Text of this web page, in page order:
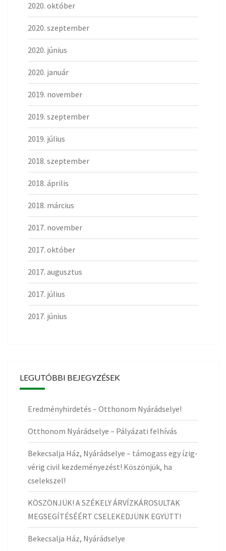
2020. október
2020. szeptember
2020. június
2020. január
2019. november
2019. szeptember
2019. július
2018. szeptember
2018. április
2018. március
2017. november
2017. október
2017. augusztus
2017. július
2017. június
LEGUTÓBBI BEJEGYZÉSEK
Eredményhirdetés – Otthonom Nyárádselye!
Otthonom Nyárádselye – Pályázati felhívás
Bekecsalja Ház, Nyárádselye – támogass egy ízig-
vérig civil kezdeményezést! Köszönjük, ha
cselekszel!
KÖSZÖNJÜK! A SZÉKELY ÁRVÍZKÁROSULTAK
MEGSEGÍTÉSÉÉRT CSELEKEDJÜNK EGYÜTT!
Bekecsalja Ház, Nyárádselye